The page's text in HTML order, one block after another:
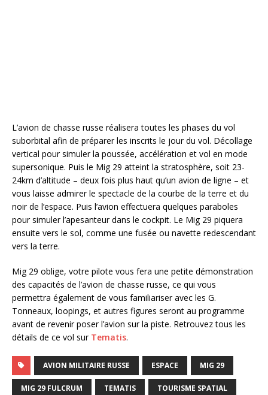
L’avion de chasse russe réalisera toutes les phases du vol
suborbital afin de préparer les inscrits le jour du vol. Décollage
vertical pour simuler la poussée, accélération et vol en mode
supersonique. Puis le Mig 29 atteint la stratosphère, soit 23-
24km d’altitude – deux fois plus haut qu’un avion de ligne – et
vous laisse admirer le spectacle de la courbe de la terre et du
noir de l’espace. Puis l’avion effectuera quelques paraboles
pour simuler l’apesanteur dans le cockpit. Le Mig 29 piquera
ensuite vers le sol, comme une fusée ou navette redescendant
vers la terre.
Mig 29 oblige, votre pilote vous fera une petite démonstration
des capacités de l’avion de chasse russe, ce qui vous
permettra également de vous familiariser avec les G.
Tonneaux, loopings, et autres figures seront au programme
avant de revenir poser l’avion sur la piste. Retrouvez tous les
détails de ce vol sur Tematis.
AVION MILITAIRE RUSSE ESPACE MIG 29
MIG 29 FULCRUM TEMATIS TOURISME SPATIAL